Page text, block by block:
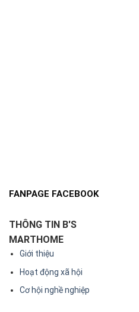
FANPAGE FACEBOOK
THÔNG TIN B'S
MARTHOME
Giới thiệu
Hoạt động xã hội
Cơ hội nghề nghiệp